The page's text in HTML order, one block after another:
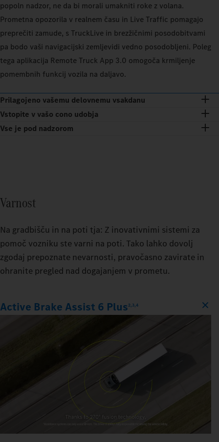
popoln nadzor, ne da bi morali umakniti roke z volana.
Prometna opozorila v realnem času in Live Traffic pomagajo
preprečiti zamude, s TruckLive in brezžičnimi posodobitvami
pa bodo vaši navigacijski zemljevidi vedno posodobljeni. Poleg
tega aplikacija Remote Truck App 3.0 omogoča krmiljenje
pomembnih funkcij vozila na daljavo.
Prilagojeno vašemu delovnemu vsakdanu
Vstopite v vašo cono udobja
Vse je pod nadzorom
Varnost
Na gradbišču in na poti tja: Z inovativnimi sistemi za
pomoč vozniku ste varni na poti. Tako lahko dovolj
zgodaj prepoznate nevarnosti, pravočasno zavirate in
ohranite pregled nad dogajanjem v prometu.
Active Brake Assist 6 Plus2,3,4